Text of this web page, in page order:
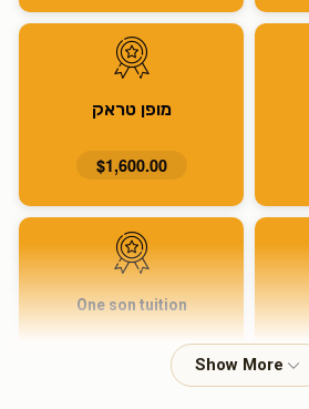
מופן טראק
$1,600.00
One son tuition